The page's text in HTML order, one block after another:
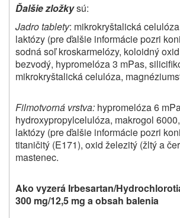
Ďalšie zložkysú:
Jadro tablety: mikrokryštalická
laktózy (pre ďalšie informácie pozri
sodná soľ kroskarmelózy, koloidný
bezvodý, hypromelóza 3 mPas,
mikrokryštalická celulóza,
Filmotvorná vrstva: hypromelóza 6
hydroxypropylcelulóza, makrogol
laktózy (pre ďalšie informácie pozri
titaničitý (E171), oxid železitý (žltý a
mastenec.
Ako vyzerá Irbesartan/
300 mg/12,5 mg a obsah balenia